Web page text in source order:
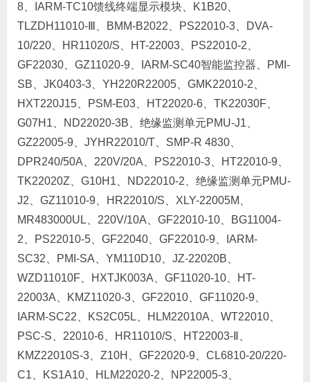
8、IARM-TC10馈线终端显示模块、K1B20、
TLZDH11010-Ⅲ、BMM-B2022、PS22010-3、DVA-
10/220、HR11020/S、HT-22003、PS22010-2、
GF22030、GZ11020-9、IARM-SC40智能监控器、PMI-
SB、JK0403-3、YH220R22005、GMK22010-2、
HXT220J15、PSM-E03、HT22020-6、TK22030F、
G07H1、ND22020-3B、绝缘监测单元PMU-J1、
GZ22005-9、JYHR22010/T、SMP-R 4830、
DPR240/50A、220V/20A、PS22010-3、HT22010-9、
TK22020Z、G10H1、ND22010-2、绝缘监测单元PMU-
J2、GZ11010-9、HR22010/S、XLY-22005M、
MR483000UL、220V/10A、GF22010-10、BG11004-
2、PS22010-5、GF22040、GF22010-9、IARM-
SC32、PMI-SA、YM110D10、JZ-22020B、
WZD11010F、HXTJK003A、GF11020-10、HT-
22003A、KMZ11020-3、GF22010、GF11020-9、
IARM-SC22、KS2C05L、HLM22010A、WT22010、
PSC-S、22010-6、HR11010/S、HT22003-Ⅱ、
KMZ22010S-3、Z10H、GF22020-9、CL6810-20/220-
C1、KS1A10、HLM22020-2、NP22005-3、